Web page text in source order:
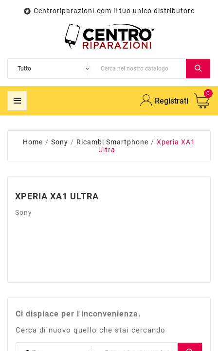
 Centroriparazioni.com il tuo unico distributore
Registrati
0
Home Sony Ricambi Smartphone
Xperia XA1
Ultra
XPERIA XA1 ULTRA
Sony
Ci dispiace per l'inconvenienza.
Cerca di nuovo quello che stai cercando